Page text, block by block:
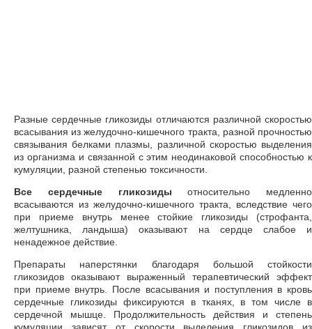
Разные сердечные гликозиды отличаются различной скоростью
всасывания из желудочно-кишечного тракта, разной прочностью
связывания белками плазмы, различной скоростью выделения
из организма и связанной с этим неодинаковой способностью к
кумуляции, разной степенью токсичности.
Все сердечные гликозиды относительно медленно
всасываются из желудочно-кишечного тракта, вследствие чего
при приеме внутрь менее стойкие гликозиды (строфанта,
желтушника, ландыша) оказывают на сердце слабое и
ненадежное действие.
Препараты наперстянки благодаря большой стойкости
гликозидов оказывают выраженный терапевтический эффект
при приеме внутрь. После всасывания и поступления в кровь
сердечные гликозиды фиксируются в тканях, в том числе в
сердечной мышце. Продолжительность действия и степень